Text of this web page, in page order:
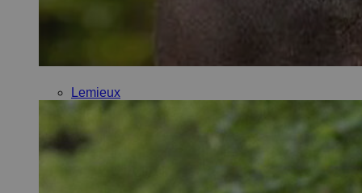
Lemieux